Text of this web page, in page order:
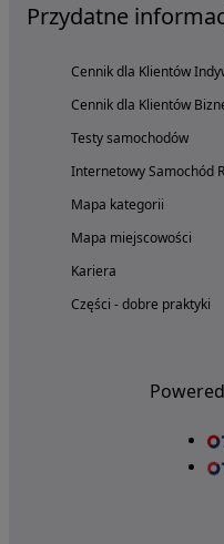
Przydatne
Cennik dla Klientów
Cennik dla Klientów
Testy samochodów
Internetowy Samochód
Mapa kategorii
Mapa miejscowości
Kariera
Części - dobre praktyki